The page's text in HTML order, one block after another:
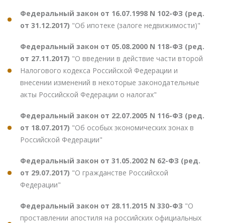
Федеральный закон от 16.07.1998 N 102-ФЗ (ред.
от 31.12.2017) "Об ипотеке (залоге недвижимости)"
Федеральный закон от 05.08.2000 N 118-ФЗ (ред.
от 27.11.2017) "О введении в действие части второй
Налогового кодекса Российской Федерации и
внесении изменений в некоторые законодательные
акты Российской Федерации о налогах"
Федеральный закон от 22.07.2005 N 116-ФЗ (ред.
от 18.07.2017) "Об особых экономических зонах в
Российской Федерации"
Федеральный закон от 31.05.2002 N 62-ФЗ (ред.
от 29.07.2017) "О гражданстве Российской
Федерации"
Федеральный закон от 28.11.2015 N 330-ФЗ "О
проставлении апостиля на российских официальных